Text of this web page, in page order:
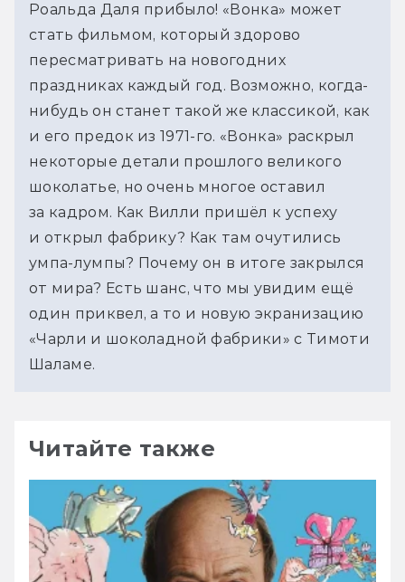
Роальда Даля прибыло! «Вонка» может
стать фильмом, который здорово
пересматривать на новогодних
праздниках каждый год. Возможно, когда-
нибудь он станет такой же классикой, как
и его предок из 1971-го. «Вонка» раскрыл
некоторые детали прошлого великого
шоколатье, но очень многое оставил
за кадром. Как Вилли пришёл к успеху
и открыл фабрику? Как там очутились
умпа-лумпы? Почему он в итоге закрылся
от мира? Есть шанс, что мы увидим ещё
один приквел, а то и новую экранизацию
«Чарли и шоколадной фабрики» с Тимоти
Шаламе.
Читайте также